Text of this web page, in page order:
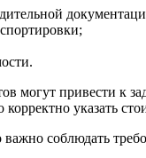
могут привести к
указать
соблюдать